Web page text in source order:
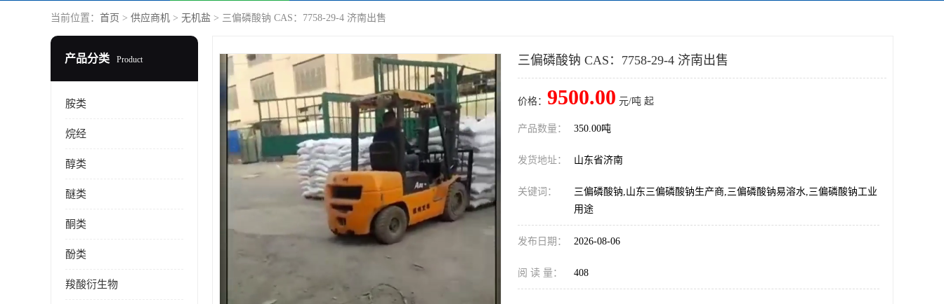
当前位置： 首页 > 供应商机 > 无机盐 > 三偏磷酸钠 CAS：7758-29-4 济南出售
产品分类 Product
胺类
烷经
醇类
醚类
酮类
酚类
羧酸衍生物
三偏磷酸钠 CAS：7758-29-4 济南出售
价格： 9500.00 元/吨 起
产品数量： 350.00吨
发货地址： 山东省济南
关键词：
三偏磷酸钠,山东三偏磷酸钠生产商,三偏磷酸钠易溶水,三偏磷酸钠工业
用途
发布日期： 2026-08-06
阅 读 量： 408